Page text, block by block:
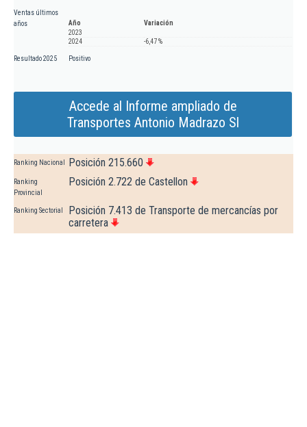
Ventas últimos
años
Año
Variación
2023
2024
-6,47 %
Resultado 2025 Positivo
Accede al Informe ampliado de
Transportes Antonio Madrazo Sl
Ranking Nacional Posición 215.660
Ranking
Provincial
Posición 2.722 de Castellon
Ranking Sectorial
Posición 7.413 de Transporte de mercancías por
carretera